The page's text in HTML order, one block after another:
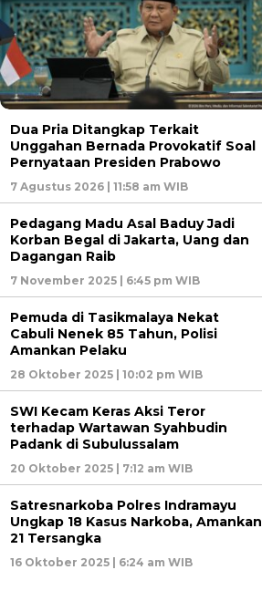
Dua Pria Ditangkap Terkait
Unggahan Bernada Provokatif Soal
Pernyataan Presiden Prabowo
7 Agustus 2026 | 11:58 am WIB
Pedagang Madu Asal Baduy Jadi
Korban Begal di Jakarta, Uang dan
Dagangan Raib
7 November 2025 | 6:45 pm WIB
Pemuda di Tasikmalaya Nekat
Cabuli Nenek 85 Tahun, Polisi
Amankan Pelaku
28 Oktober 2025 | 10:02 pm WIB
SWI Kecam Keras Aksi Teror
terhadap Wartawan Syahbudin
Padank di Subulussalam
20 Oktober 2025 | 7:12 am WIB
Satresnarkoba Polres Indramayu
Ungkap 18 Kasus Narkoba, Amankan
21 Tersangka
16 Oktober 2025 | 6:24 am WIB